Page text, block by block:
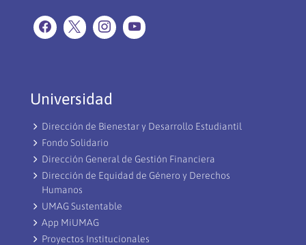
Universidad
Dirección de Bienestar y Desarrollo Estudiantil
Fondo Solidario
Dirección General de Gestión Financiera
Dirección de Equidad de Género y Derechos
Humanos
UMAG Sustentable
App MiUMAG
Proyectos Institucionales